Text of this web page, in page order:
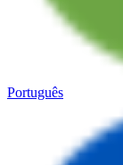
Português